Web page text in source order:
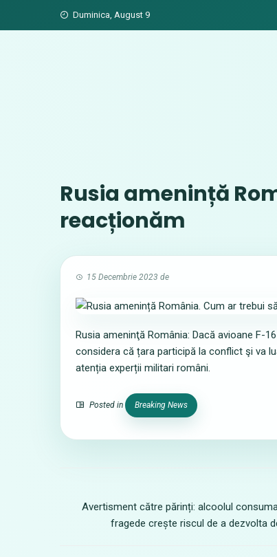
Duminica, August 9
Rusia amenință
reacționăm
15 Decembrie 2023 de
Rusia ameninţă România: Dacă avioane F-
considera că țara participă la conflict şi va
atenția experții militari români.
Posted in Breaking News
Avertisment către părinți: alcoolul
fragede crește riscul de a dezvolta